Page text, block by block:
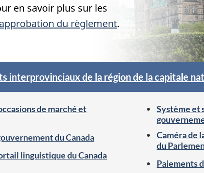
en savoir plus sur les
du règlement.
interprovinciaux de la région de la capitale
de marché et
du Canada
linguistique du Canada
Système et
Caméra de
du
Paiements